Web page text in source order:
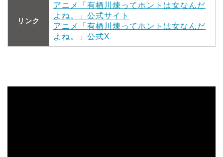
リンク
アニメ「有栖川煉ってホントは女なんだ
よね。」公式サイト
アニメ「有栖川煉ってホントは女なんだ
よね。」公式X